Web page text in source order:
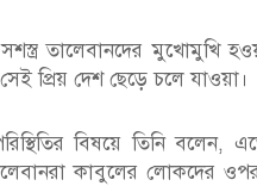
তালেবানদের মুখোমুখি
প্রিয় দেশ ছেড়ে চলে যাওয়া।
বিষয়ে তিনি বলেন,
কাবুলের লোকদের